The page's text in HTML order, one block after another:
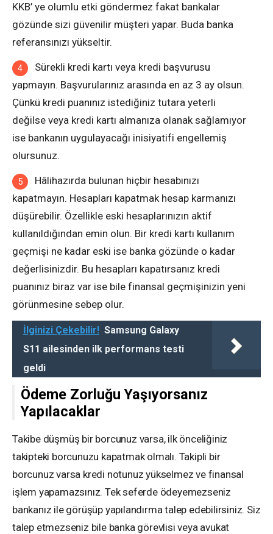
KKB’ ye olumlu etki göndermez fakat bankalar
gözünde sizi güvenilir müşteri yapar. Buda banka
referansınızı yükseltir.
Sürekli kredi kartı veya kredi başvurusu
yapmayın. Başvurularınız arasında en az 3 ay olsun.
Çünkü kredi puanınız istediğiniz tutara yeterli
değilse veya kredi kartı almanıza olanak sağlamıyor
ise bankanın uygulayacağı inisiyatifi engellemiş
olursunuz.
Hâlihazırda bulunan hiçbir hesabınızı
kapatmayın. Hesapları kapatmak hesap karmanızı
düşürebilir. Özellikle eski hesaplarınızın aktif
kullanıldığından emin olun. Bir kredi kartı kullanım
geçmişi ne kadar eski ise banka gözünde o kadar
değerlisinizdir. Bu hesapları kapatırsanız kredi
puanınız biraz var ise bile finansal geçmişinizin yeni
görünmesine sebep olur.
İlginizi Çekebilir! Samsung Galaxy
S11 ailesinden ilk performans testi
geldi
Ödeme Zorluğu Yaşıyorsanız
Yapılacaklar
Takibe düşmüş bir borcunuz varsa, ilk önceliğiniz
takipteki borcunuzu kapatmak olmalı. Takipli bir
borcunuz varsa kredi notunuz yükselmez ve finansal
işlem yapamazsınız. Tek seferde ödeyemezseniz
bankanız ile görüşüp yapılandırma talep edebilirsiniz. Siz
talep etmezseniz bile banka görevlisi veya avukat